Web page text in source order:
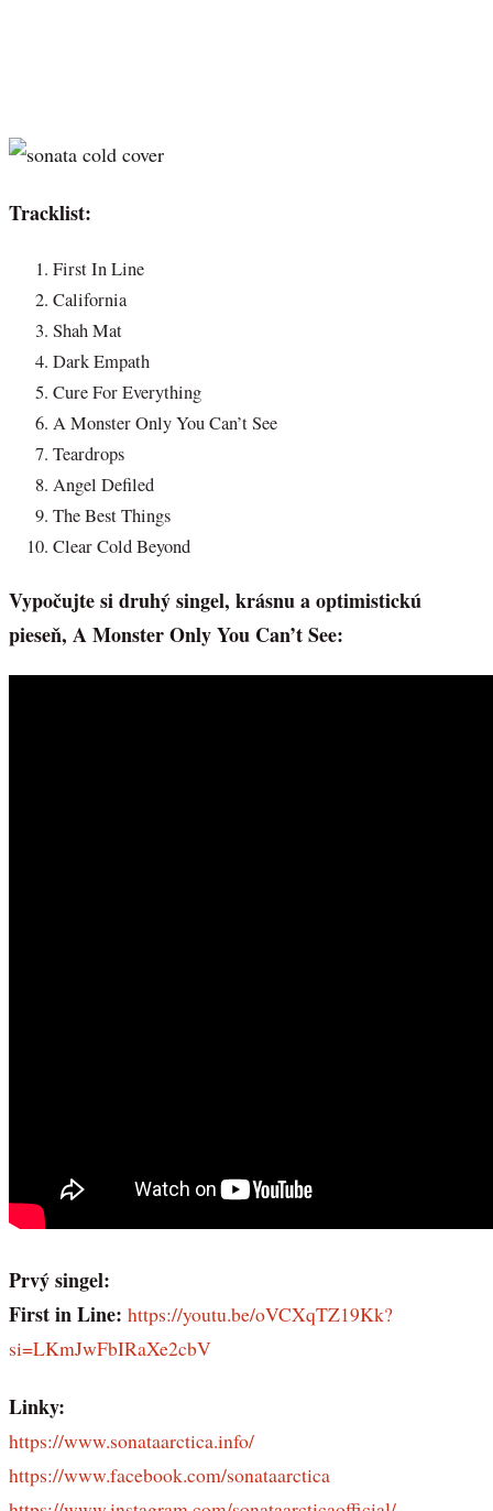
Tracklist:
First In Line
California
Shah Mat
Dark Empath
Cure For Everything
A Monster Only You Can’t See
Teardrops
Angel Defiled
The Best Things
Clear Cold Beyond
Vypočujte si druhý singel, krásnu a optimistickú
pieseň, A Monster Only You Can’t See:
Prvý singel:
First in Line: https://youtu.be/oVCXqTZ19Kk?
si=LKmJwFbIRaXe2cbV
Linky:
https://www.sonataarctica.info/
https://www.facebook.com/sonataarctica